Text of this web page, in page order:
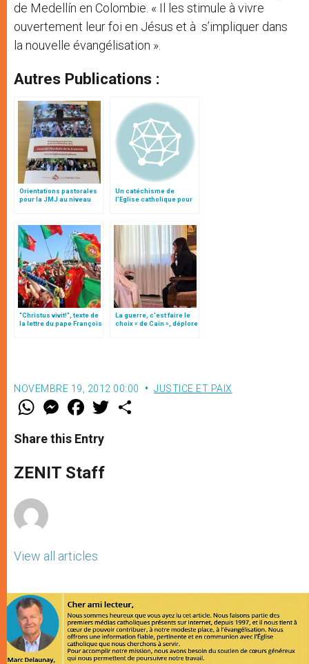
de Medellín en Colombie. « Il les stimule à vivre
ouvertement leur foi en Jésus et à s’impliquer dans
la nouvelle évangélisation ».
Autres Publications :
Orientations pastorales
pour la JMJ au niveau
local (texte intégral)
Un catéchisme de
l’Eglise catholique pour
"Christus vivit!", texte de
la lettre du pape François
La guerre, c’est faire le
choix « de Caïn », déplore
NOVEMBRE 19, 2012 00:00 JUSTICE ET PAIX
W
t
s
p
p
M
e
s
e
g
e
F
a
e
b
o
k
w
Share this Entry
ZENIT Staff
View all articles